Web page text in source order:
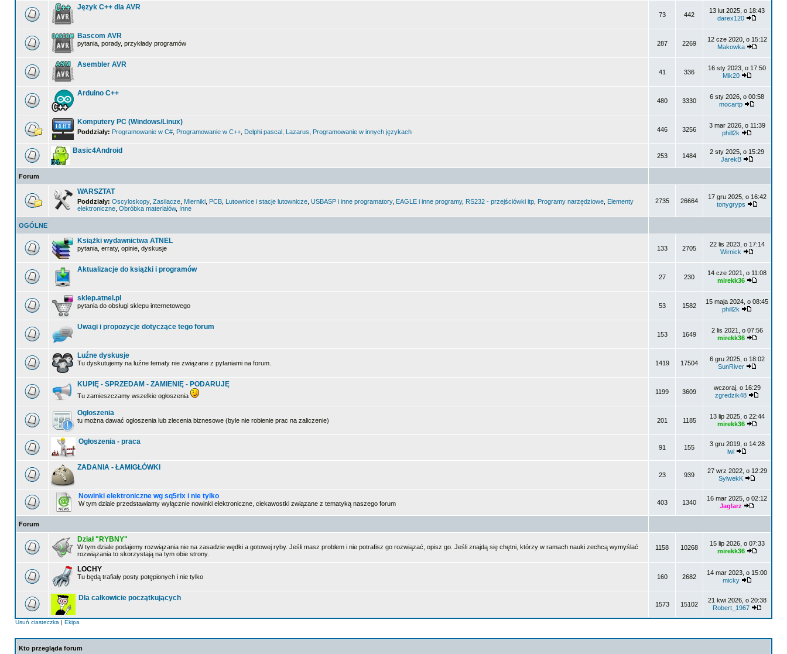
Język C++ dla AVR
73 442
13 lut 2025, o 18:43
darex120
Bascom AVR
pytania, porady, przykłady programów 287 2269
12 cze 2020, o 15:12
Makowka
Asembler AVR
41 336
16 sty 2023, o 17:50
Mik20
Arduino C++
480 3330
6 sty 2026, o 00:58
mocartp
Komputery PC (Windows/Linux)
Poddziały: Programowanie w C# Programowanie w C++ Delphi pascal, Lazarus Programowanie w innych językach 446 3256
3 mar 2026, o 11:39
phill2k
Basic4Android
253 1484
2 sty 2025, o 15:29
JarekB
Forum
WARSZTAT
Poddziały: Oscyloskopy, Zasilacze Mierniki PCB Lutownice i stacje lutownicze USBASP i inne programatory, EAGLE i inne programy, RS232 - przejściówki itp Programy narzędziowe Elementy
elektroniczne Obróbka materiałów, Inne
2735 26664
17 gru 2025, o 16:42
tonygryps
OGÓLNE
Książki wydawnictwa ATNEL
pytania, erraty, opinie, dyskusje 133 2705
22 lis 2023, o 17:14
Wirnick
Aktualizacje do książki i programów
27 230
14 cze 2021, o 11:08
mirekk36
sklep.atnel.pl
pytania do obsługi sklepu internetowego 53 1582
15 maja 2024, o 08:45
phill2k
Uwagi i propozycje dotyczące tego forum
153 1649
2 lis 2021, o 07:56
mirekk36
Luźne dyskusje
Tu dyskutujemy na luźne tematy nie związane z pytaniami na forum. 1419 17504
6 gru 2025, o 18:02
SunRiver
KUPIĘ - SPRZEDAM - ZAMIENIĘ - PODARUJĘ
Tu zamieszczamy wszelkie ogłoszenia
1199 3609
wczoraj, o 16:29
zgredzik48
Ogłoszenia
tu można dawać ogłoszenia lub zlecenia biznesowe (byle nie robienie prac na zaliczenie) 201 1185
13 lip 2025, o 22:44
mirekk36
Ogłoszenia - praca
91 155
3 gru 2019, o 14:28
iwi
ZADANIA - ŁAMIGŁÓWKI
23 939
27 wrz 2022, o 12:29
SylwekK
Nowinki elektroniczne wg sq5rix i nie tylko
W tym dziale przedstawiamy wyłącznie nowinki elektroniczne, ciekawostki związane z tematyką naszego forum 403 1340
16 mar 2025, o 02:12
Jaglarz
Forum
Dział "RYBNY"
W tym dziale podajemy rozwiązania nie na zasadzie wędki a gotowej ryby. Jeśli masz problem i nie potrafisz go rozwiązać, opisz go. Jeśli znajdą się chętni, którzy w ramach nauki zechcą wymyślać
rozwiązania to skorzystają na tym obie strony.
1158 10268
15 lip 2026, o 07:33
mirekk36
LOCHY
Tu będą trafiały posty potępionych i nie tylko 160 2682
14 mar 2023, o 15:00
micky
Dla całkowicie początkujących
1573 15102
21 kwi 2026, o 20:38
Robert_1967
Usuń ciasteczka | Ekipa
Kto przegląda forum